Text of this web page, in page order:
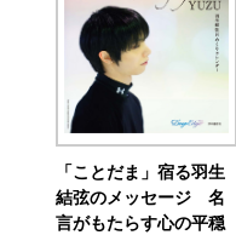
「ことだま」宿る羽生
結弦のメッセージ 名
言がもたらす心の平穏